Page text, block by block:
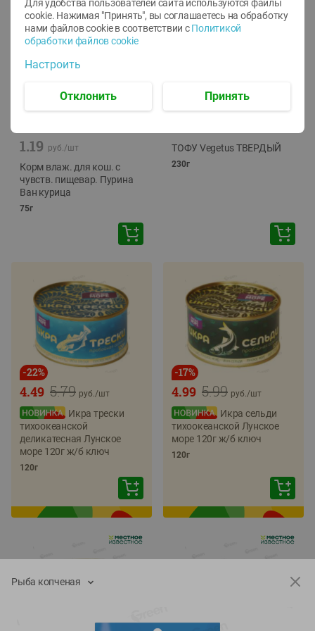
-12%
1.19 руб./шт
Корм влаж. для кош. с
чувств. пищевар. Пурина
Ван курица
75г
-24%
ТОФУ Vegetus ТВЕРДЫЙ
230г
-22%
5.79
4.49 руб./шт
Икра трески
тихоокеанской
деликатесная Лунское
море 120г ж/б ключ
120г
-17%
5.99
4.99 руб./шт
Икра сельди
тихоокеанской Лунское
море 120г ж/б ключ
120г
Рыба копченая
Для удобства пользователей сайта используются файлы
cookie. Нажимая "Принять", вы соглашаетесь на обработку
нами файлов cookie в соответствии с Политикой
обработки файлов cookie
Настроить
Отклонить Принять